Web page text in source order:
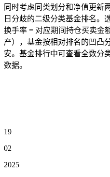
同时考虑同类划分和净值更新
日分歧的二级分类基金排名。
换手率 = 对应期间持仓买卖金
产），基金按相对排名的凹凸
安。基金排行中可查看全数分
数据。
19
02
2025